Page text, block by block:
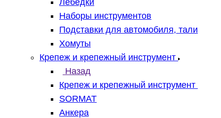
Лебёдки
Наборы инструментов
Подставки для автомобиля, тали
Хомуты
Крепеж и крепежный инструмент
Назад
Крепеж и крепежный инструмент
SORMAT
Анкера